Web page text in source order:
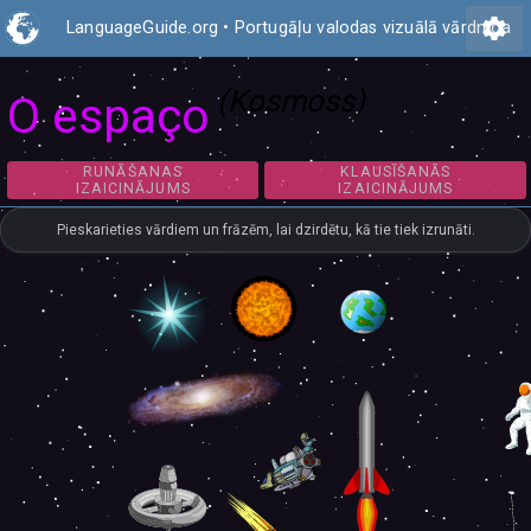
LanguageGuide.org • Portugāļu valodas vizuālā vārdnīca
settings
O espaço (Kosmoss)
RUNĀŠANAS
IZAICINĀJUMS
KLAUSĪŠANĀS
IZAICINĀJUMS
Pieskarieties vārdiem un frāzēm, lai dzirdētu, kā tie tiek izrunāti.